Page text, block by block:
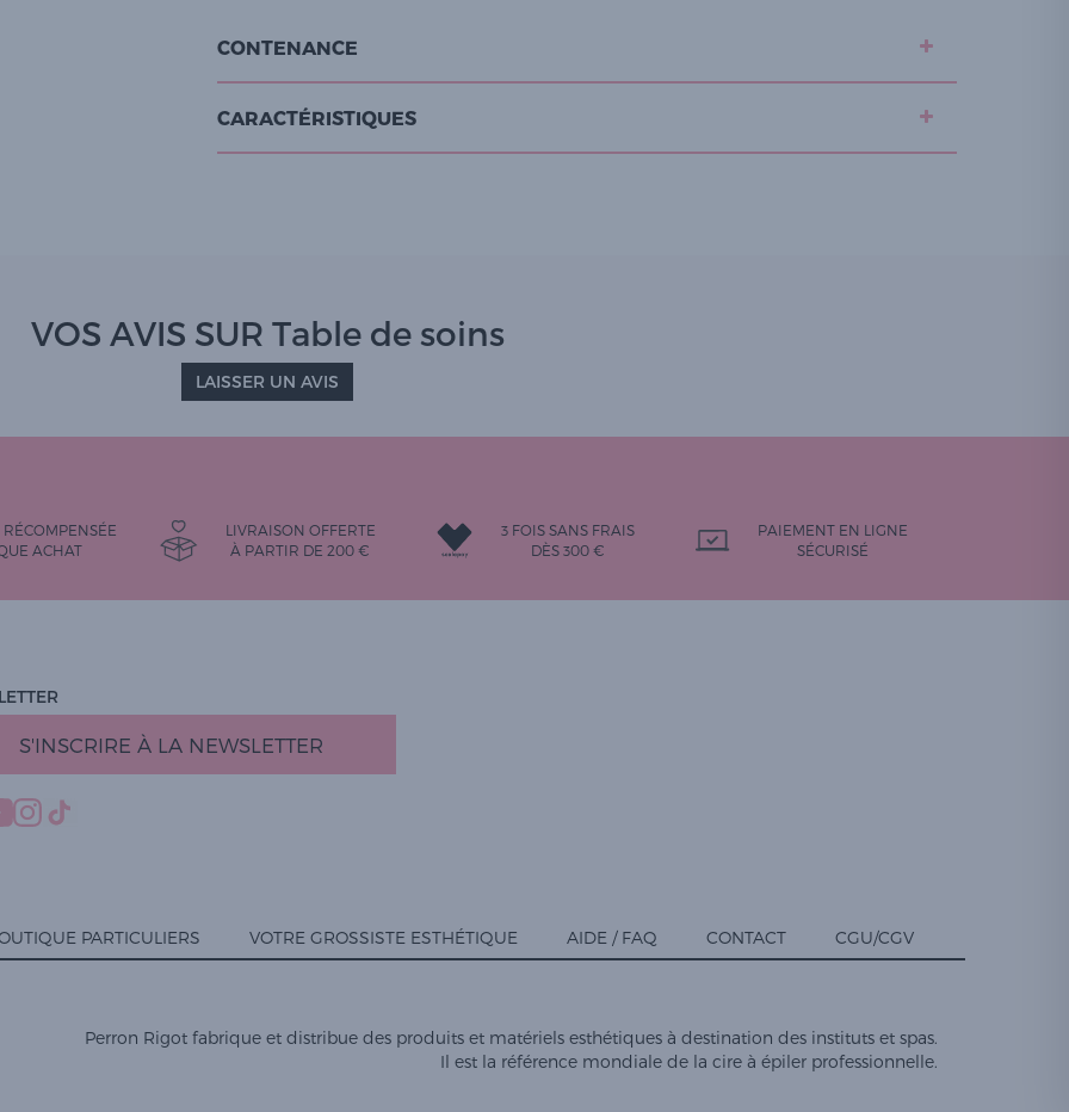
en garantissant la conformité avec les réglementations. Personnalisez vos préférences pour contrôler la manière dont vos informations sont manipulées.
CONTENANCE
CARACTÉRISTIQUES
VOS AVIS SUR Table de soins
LAISSER UN AVIS
ACHAT
LIVRAISON OFFERTE
À PARTIR DE 200 €
3 FOIS SANS FRAIS
DÈS 300 €
PAIEMENT EN LIGNE
SÉCURISÉ
S'INSCRIRE À LA NEWSLETTER
PARTICULIERS VOTRE GROSSISTE ESTHÉTIQUE AIDE / FAQ CONTACT CGU/CGV
Perron Rigot fabrique et distribue des produits et matériels esthétiques à destination des instituts et spas.
Il est la référence mondiale de la cire à épiler professionnelle.